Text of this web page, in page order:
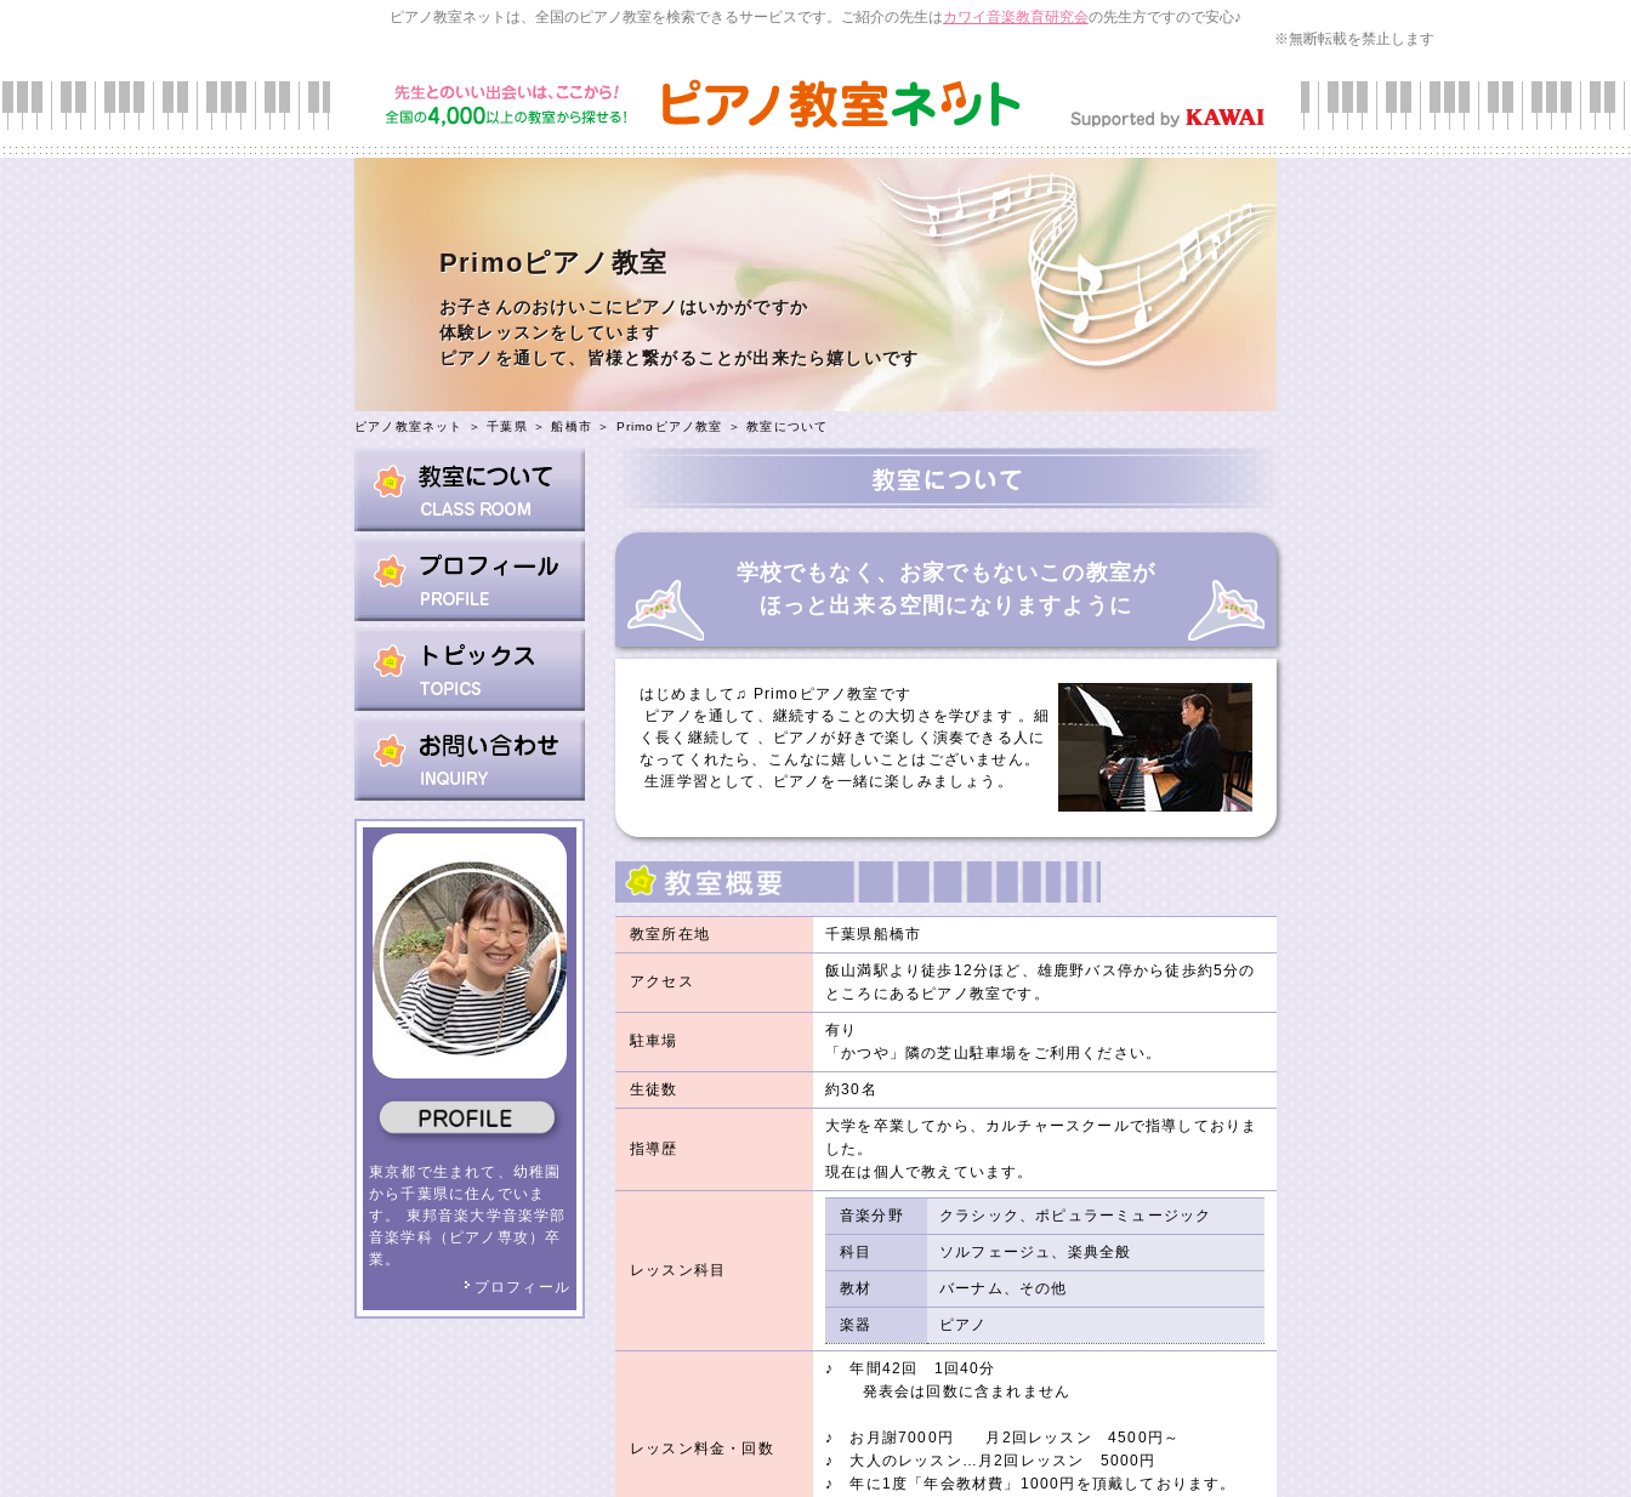
ピアノ教室ネットは、全国のピアノ教室を検索できるサービスです。ご紹介の先生はカワイ音楽教育研究会の先生方ですので安心♪
※無断転載を禁止します
Primoピアノ教室
お子さんのおけいこにピアノはいかがですか
体験レッスンをしています
ピアノを通して、皆様と繋がることが出来たら嬉しいです
ピアノ教室ネット ＞千葉県 ＞船橋市 ＞ Primoピアノ教室 ＞ 教室について
東京都で生まれて、幼稚園
から千葉県に住んでいま
す。 東邦音楽大学音楽学部
音楽学科（ピアノ専攻）卒
業。
プロフィール
学校でもなく、お家でもないこの教室が
ほっと出来る空間になりますように
はじめまして♫ Primoピアノ教室です
ピアノを通して、継続することの大切さを学びます 。細
く長く継続して 、ピアノが好きで楽しく演奏できる人に
なってくれたら、こんなに嬉しいことはございません。
生涯学習として、ピアノを一緒に楽しみましょう。
教室所在地 千葉県船橋市
アクセス
飯山満駅より徒歩12分ほど、雄鹿野バス停から徒歩約5分の
ところにあるピアノ教室です。
駐車場
有り
「かつや」隣の芝山駐車場をご利用ください。
生徒数 約30名
指導歴
大学を卒業してから、カルチャースクールで指導しておりま
した。
現在は個人で教えています。
レッスン科目
音楽分野 クラシック、ポピュラーミュージック
科目 ソルフェージュ、楽典全般
教材 バーナム、その他
楽器 ピアノ
レッスン料金・回数
♪ 年間42回 1回40分
発表会は回数に含まれません
♪ お月謝7000円 月2回レッスン 4500円～
♪ 大人のレッスン…月2回レッスン 5000円
♪ 年に1度「年会教材費」1000円を頂戴しております。